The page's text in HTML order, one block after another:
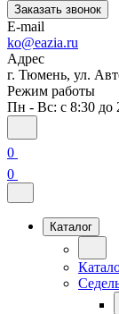
Заказать звонок
E-mail
ko@eazia.ru
Адрес
г. Тюмень, ул.
Режим работы
Пн - Вс: с 8:30 до
0
0
Каталог